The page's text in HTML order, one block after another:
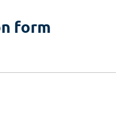
form